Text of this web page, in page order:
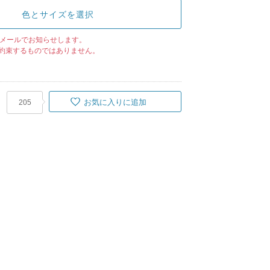
色とサイズを選択
ールでお知らせします。
するものではありません。
205 お気に入りに追加